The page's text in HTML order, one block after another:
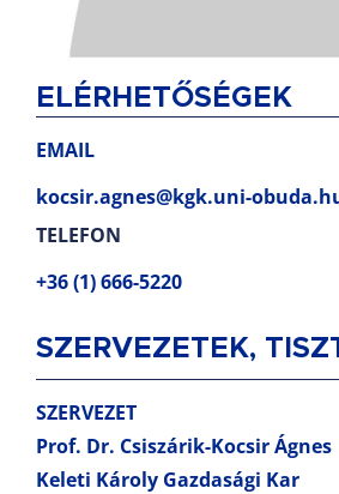
ELÉRHETŐSÉGEK
EMAIL
kocsir.agnes@kgk.uni-
TELEFON
+36 (1) 666-5220
SZERVEZETEK,
SZERVEZET
Prof. Dr. Csiszárik-Kocsir Ágnes
Keleti Károly Gazdasági Kar